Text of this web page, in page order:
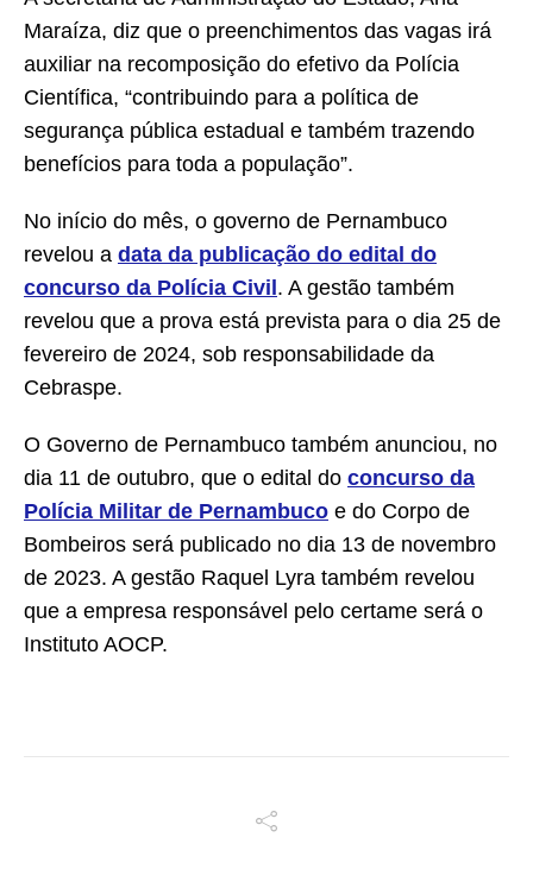
Maraíza, diz que o preenchimentos das vagas irá
auxiliar na recomposição do efetivo da Polícia
Científica, “contribuindo para a política de
segurança pública estadual e também trazendo
benefícios para toda a população”.
No início do mês, o governo de Pernambuco
revelou a data da publicação do edital do
concurso da Polícia Civil . A gestão também
revelou que a prova está prevista para o dia 25 de
fevereiro de 2024, sob responsabilidade da
Cebraspe.
O Governo de Pernambuco também anunciou, no
dia 11 de outubro, que o edital do concurso da
Polícia Militar de Pernambuco e do Corpo de
Bombeiros será publicado no dia 13 de novembro
de 2023. A gestão Raquel Lyra também revelou
que a empresa responsável pelo certame será o
Instituto AOCP.